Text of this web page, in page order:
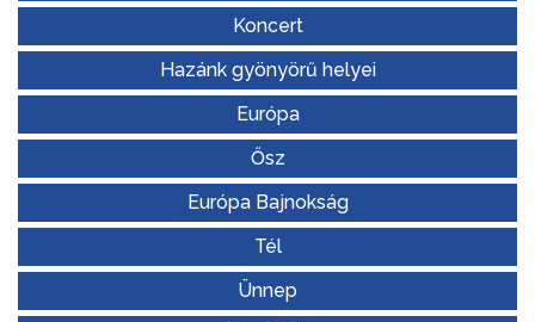
Koncert
Hazánk gyönyörű helyei
Európa
Ősz
Európa Bajnokság
Tél
Ünnep